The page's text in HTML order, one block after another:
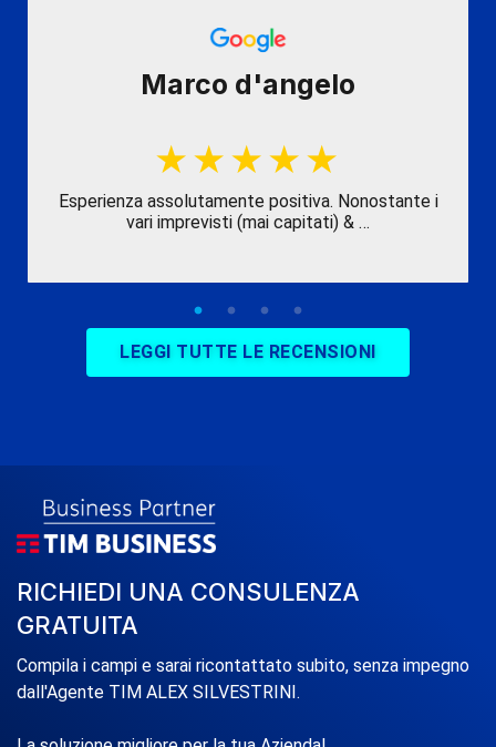
Marco d'angelo
Esperienza assolutamente positiva. Nonostante i
vari imprevisti (mai capitati) & …
LEGGI TUTTE LE RECENSIONI
RICHIEDI UNA CONSULENZA
GRATUITA
Compila i campi e sarai ricontattato subito, senza impegno
dall'Agente TIM ALEX SILVESTRINI.